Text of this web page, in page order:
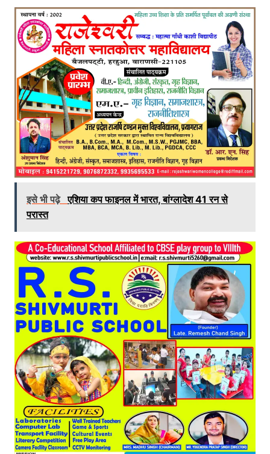
इसे भी पढ़े एशिया कप फाइनल में भारत, बांग्लादेश 41 रन से
परास्त